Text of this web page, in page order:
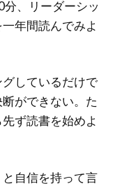
、リーダーシッ
年間読んでみよ
しているだけで
ができない。た
ず読書を始めよ
自信を持って言